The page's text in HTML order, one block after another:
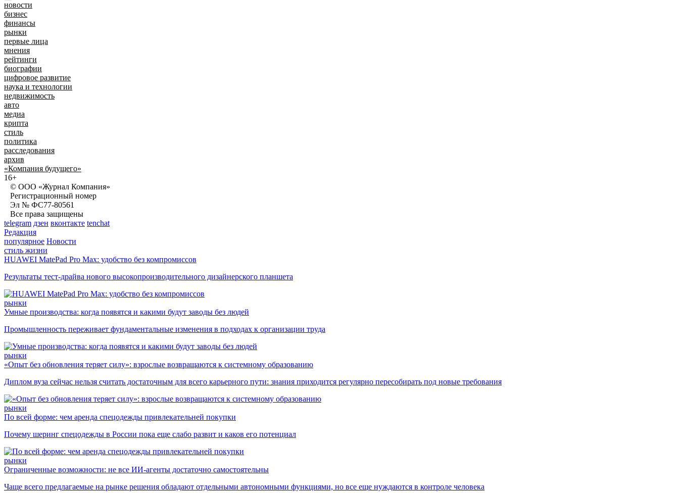
новости
бизнес
финансы
рынки
первые лица
мнения
рейтинги
биографии
цифровое развитие
наука и технологии
недвижимость
авто
медиа
крипта
стиль
политика
расследования
архив
«Компания будущего»
16+
© ООО «Журнал Компания»
Регистрационный номер
Эл № ФС77-80561
Все права защищены
telegram дзен вконтакте tenchat
Редакция
популярное Новости
стиль жизни
HUAWEI MatePad Pro Max: удобство без компромиссов
Результаты тест-драйва нового высокопроизводительного дизайнерского планшета
рынки
Умные производства: когда появятся и какими будут заводы без людей
Промышленность переживает фундаментальные изменения в подходах к организации труда
рынки
«Опыт без обновления теряет силу»: взрослые возвращаются к системному образованию
Диплом вуза сейчас нельзя считать достаточным для всего карьерного пути: знания приходится регулярно пересобирать под новые требования
рынки
По всей форме: чем аренда спецодежды привлекательней покупки
Почему шеринг спецодежды в России пока еще слабо развит и каков его потенциал
рынки
Ограниченные возможности: не все ИИ-агенты достаточно самостоятельны
Чаще всего предлагаемые на рынке решения обладают отдельными автономными функциями, но все еще нуждаются в контроле человека